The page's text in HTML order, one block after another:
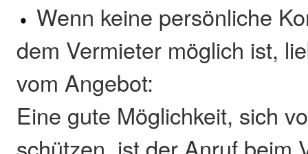
Wenn keine persönliche
dem Vermieter möglich ist,
vom Angebot:
Eine gute Möglichkeit, sich